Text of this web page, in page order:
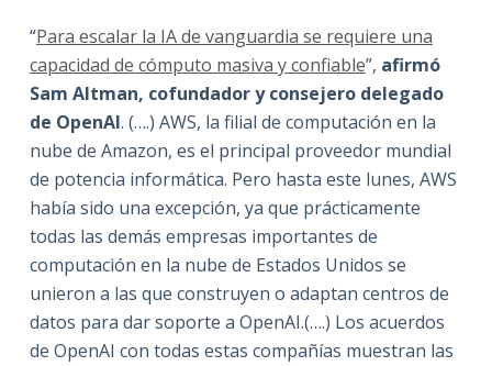
“Para escalar la IA de vanguardia se requiere una
capacidad de cómputo masiva y confiable”, afirmó
Sam Altman, cofundador y consejero delegado
de OpenAI. (….) AWS, la filial de computación en la
nube de Amazon, es el principal proveedor mundial
de potencia informática. Pero hasta este lunes, AWS
había sido una excepción, ya que prácticamente
todas las demás empresas importantes de
computación en la nube de Estados Unidos se
unieron a las que construyen o adaptan centros de
datos para dar soporte a OpenAI.(….) Los acuerdos
de OpenAI con todas estas compañías muestran las